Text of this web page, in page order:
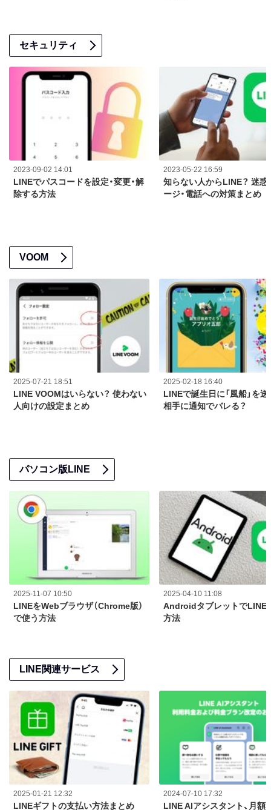
セキュリティ
2023-09-02 14:01
LINEでパスコードを設定・変更・解
除する方法
2023-05-22 16:59
知らない人からLINE？ 迷惑
ージ・電話への対策まとめ
VOOM
2025-07-21 18:51
LINE VOOMはいらない？ 使わない
人向けの設定まとめ
2025-02-18 16:40
LINEで誕生日に「風船」を送
相手に通知でバレる？
パソコン版LINE
2025-11-07 10:50
LINEをWebブラウザ（Chrome版）
で使う方法
2025-04-10 11:08
AndroidタブレットでLINE
方法
LINE関連サービス
2025-01-21 12:32
LINEギフトの支払い方法まとめ
2024-07-10 17:32
LINE AIアシスタント、月額